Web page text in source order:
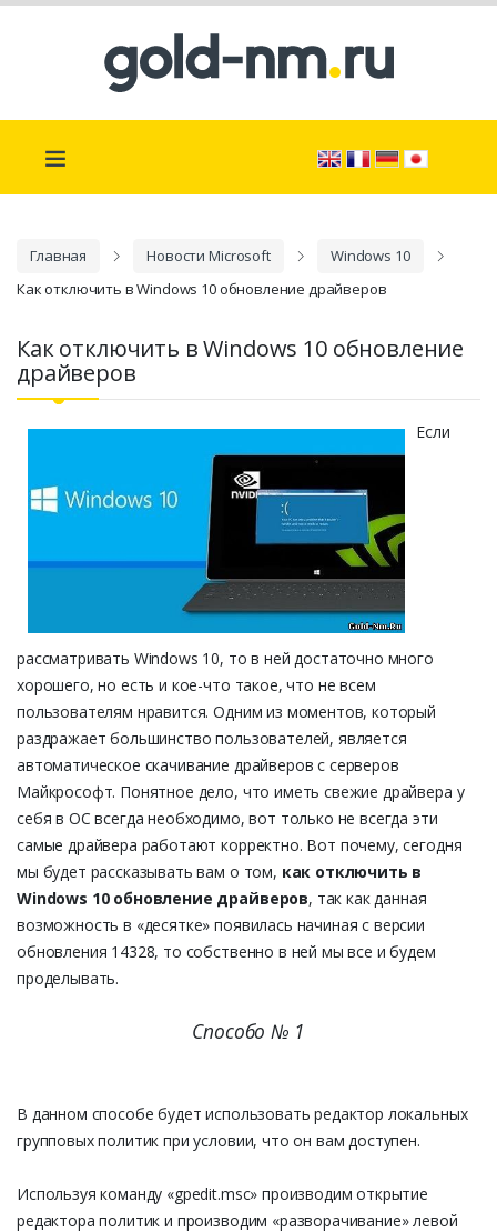
Главная Новости Microsoft
Windows 10
Как отключить в Windows 10 обновление драйверов
Как отключить в Windows 10 обновление
драйверов
Если
рассматривать Windows 10, то в ней достаточно много
хорошего, но есть и кое-что такое, что не всем
пользователям нравится. Одним из моментов, который
раздражает большинство пользователей, является
автоматическое скачивание драйверов с серверов
Майкрософт. Понятное дело, что иметь свежие драйвера у
себя в ОС всегда необходимо, вот только не всегда эти
самые драйвера работают корректно. Вот почему, сегодня
мы будет рассказывать вам о том, как отключить в
Windows 10 обновление драйверов, так как данная
возможность в «десятке» появилась начиная с версии
обновления 14328, то собственно в ней мы все и будем
проделывать.
Способо № 1
В данном способе будет использовать редактор локальных
групповых политик при условии, что он вам доступен.
Используя команду «gpedit.msc» производим открытие
редактора политик и производим «разворачивание» левой